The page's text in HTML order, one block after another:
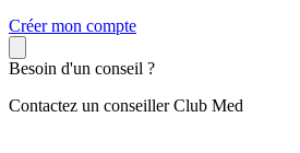
Créer mon compte
Besoin d'un conseil ?
Contactez un conseiller Club Med